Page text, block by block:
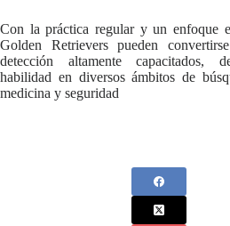
Con la práctica regular y un enfoque
Golden Retrievers pueden
detección altamente capacitados,
habilidad en diversos ámbitos de
medicina y seguridad